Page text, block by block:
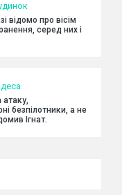
відомо про вісім
серед них і
атаку,
безпілотники, а не
Ігнат.